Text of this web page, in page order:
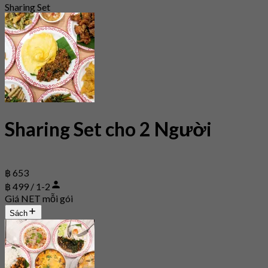
Sharing Set
Sharing Set cho 2 Người
฿ 653
฿ 499 / 1-2
Giá NET mỗi gói
Sách